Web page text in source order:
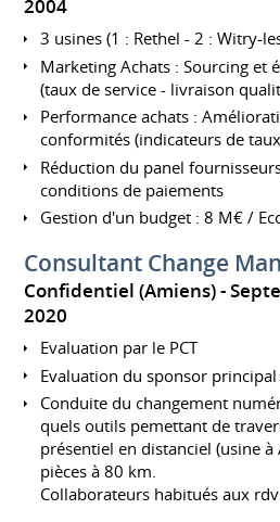
2004
3 usines (1 : Rethel - 2 : Witry-
Marketing Achats : Sourcing et
(taux de service - livraison
Performance achats :
conformités (indicateurs de
Réduction du panel
conditions de paiements
Gestion d'un budget : 8 M€ /
Consultant Change
Confidentiel (Amiens)
2020
Evaluation par le PCT
Evaluation du sponsor
Conduite du changement
quels outils pemettant de
présentiel en distanciel (usine
pièces à 80 km.
Collaborateurs habitués aux